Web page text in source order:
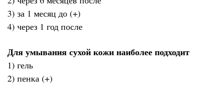
3) за 1 месяц до (+)
4) через 1 год после
Для умывания сухой кожи наиболее подходит
1) гель
2) пенка (+)